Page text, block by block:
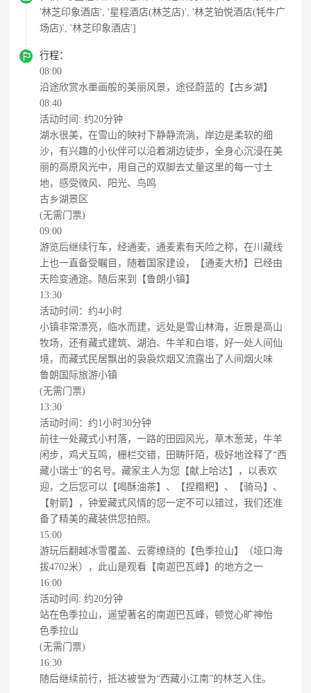
'林芝印象酒店', '星程酒店(林芝店)', '林芝铂悦酒店(牦牛广
场店)', '林芝印象酒店']

行程：
08:00
沿途欣赏水墨画般的美丽风景，途径蔚蓝的【古乡湖】
08:40
活动时间: 约20分钟
湖水很美，在雪山的映衬下静静流淌，岸边是柔软的细
沙，有兴趣的小伙伴可以沿着湖边徒步，全身心沉浸在美
丽的高原风光中，用自己的双脚去丈量这里的每一寸土
地，感受微风、阳光、鸟鸣
古乡湖景区
(无需门票)
09:00
游览后继续行车，经通麦，通麦素有天险之称，在川藏线
上也一直备受瞩目，随着国家建设，【通麦大桥】已经由
天险变通途。随后来到【鲁朗小镇】
13:30
活动时间：约4小时
小镇非常漂亮，临水而建，远处是雪山林海，近景是高山
牧场，还有藏式建筑、湖泊、牛羊和白塔，好一处人间仙
境，而藏式民居飘出的袅袅炊烟又流露出了人间烟火味
鲁朗国际旅游小镇
(无需门票)
13:30
活动时间：约1小时30分钟
前往一处藏式小村落，一路的田园风光，草木葱茏，牛羊
闲步，鸡犬互鸣，栅栏交错，田畴阡陌，极好地诠释了“西
藏小瑞士”的名号。藏家主人为您【献上哈达】，以表欢
迎，之后您可以【喝酥油茶】、【捏糌粑】、【骑马】、
【射箭】，钟爱藏式风情的您一定不可以错过，我们还准
备了精美的藏装供您拍照。
15:00
游玩后翻越冰雪覆盖、云雾缭绕的【色季拉山】（垭口海
拔4702米），此山是观看【南迦巴瓦峰】的地方之一
16:00
活动时间: 约20分钟
站在色季拉山，遥望著名的南迦巴瓦峰，顿觉心旷神怡
色季拉山
(无需门票)
16:30
随后继续前行，抵达被誉为“西藏小江南”的林芝入住。